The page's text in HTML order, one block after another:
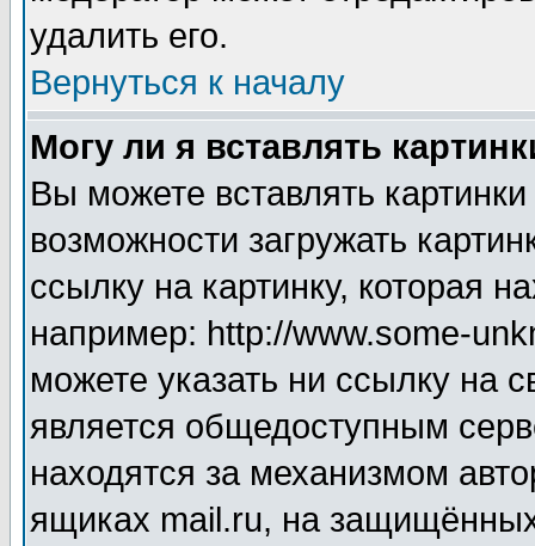
удалить его.
Вернуться к началу
Могу ли я вставлять
Вы можете вставлять
возможности загружать
ссылку на картинку, которая
например: http://www.some-
можете указать ни ссылку на
является общедоступным
находятся за механизмом
ящиках mail.ru, на